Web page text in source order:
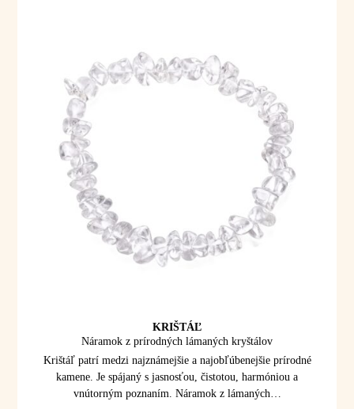
KRIŠTÁĽ
Náramok z prírodných lámaných kryštálov
Krištáľ patrí medzi najznámejšie a najobľúbenejšie prírodné
kamene. Je spájaný s jasnosťou, čistotou, harmóniou a
vnútorným poznaním. Náramok z lámaných…